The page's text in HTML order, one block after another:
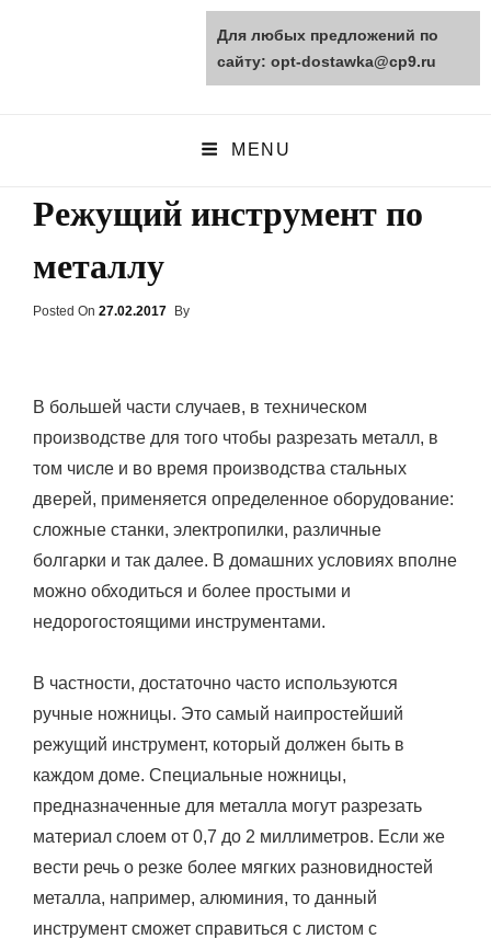
opt-dostawka.ru
MENU
Режущий инструмент по
металлу
Posted On Posted
27.02.2017 By
В большей части случаев, в техническом
производстве для того чтобы разрезать металл, в
том числе и во время производства стальных
дверей, применяется определенное оборудование:
сложные станки, электропилки, различные
болгарки и так далее. В домашних условиях вполне
можно обходиться и более простыми и
недорогостоящими инструментами.
В частности, достаточно часто используются
ручные ножницы. Это самый наипростейший
режущий инструмент, который должен быть в
каждом доме. Специальные ножницы,
предназначенные для металла могут разрезать
материал слоем от 0,7 до 2 миллиметров. Если же
вести речь о резке более мягких разновидностей
металла, например, алюминия, то данный
инструмент сможет справиться с листом с
Для любых предложений по
сайту: opt-dostawka@cp9.ru